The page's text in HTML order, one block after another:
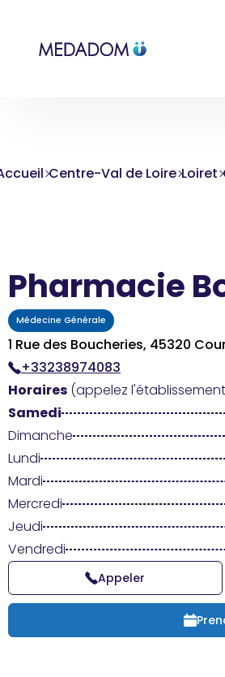
Centre-Val de Loire Loiret
Pharmacie
Médecine Générale
1 Rue des Boucheries, 45320
+33238974083
Horaires (appelez
Samedi
Dimanche
Lundi
Mardi
Mercredi
Jeudi
Vendredi
Appeler